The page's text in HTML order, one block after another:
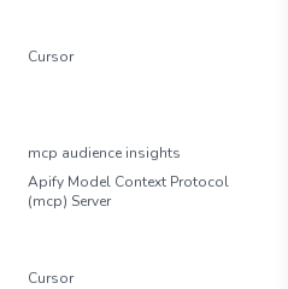
Cursor
mcp audience insights
Apify Model Context Protocol
(mcp) Server
Cursor